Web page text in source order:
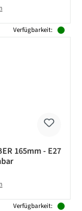
Verfügbarkeit:
165mm - E27
Verfügbarkeit: